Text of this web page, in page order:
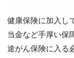
健康保険に加入し
当金など手厚い保
途がん保険に入る